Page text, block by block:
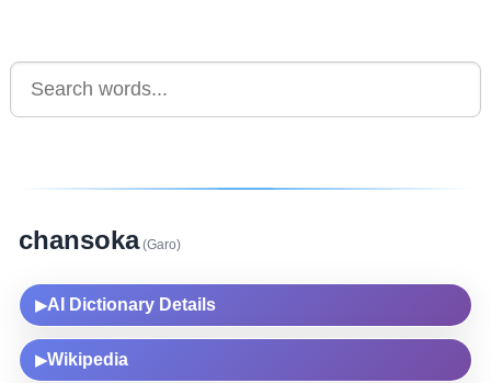
chansoka(Garo)
▶AI Dictionary Details
▶Wikipedia